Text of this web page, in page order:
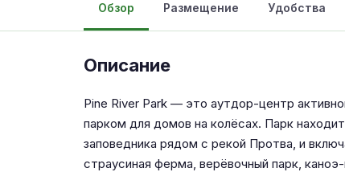
Обзор Размещение Удобства
Описание
Pine River Park — это аутдор-центр
парком для домов на колёсах. Парк
заповедника рядом с рекой Протва, и
страусиная ферма, верёвочный парк,